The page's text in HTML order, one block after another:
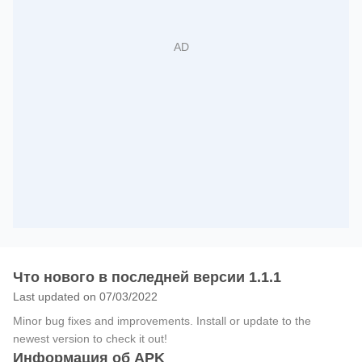
Что нового в последней версии 1.1.1
Last updated on 07/03/2022
Minor bug fixes and improvements. Install or update to the
newest version to check it out!
Информация об APK